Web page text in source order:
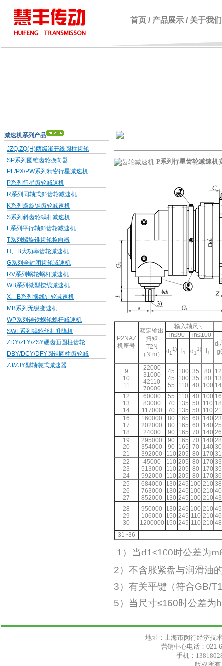
首页 / 产品展示 / 关于我们
减速机系列产品
JZQ,ZQ(H)两级渐开线圆柱齿轮
SP系列圆锥齿轮换向器
PL/PX/PW系列精密行星减速机
P系列行星齿轮减速机
R系列同轴式斜齿轮减速机
K系列螺旋锥齿轮减速机
S系列斜齿轮蜗杆减速机
F系列平行轴斜齿轮减速机
T系列螺旋锥齿轮换向器
H、B大功率齿轮减速机
G系列全封闭齿轮减速机
RV系列蜗轮蜗杆减速机
WB系列微型摆线减速机
X、B系列摆线针轮减速机
MB系列无级变速机
WP系列铸铁蜗轮蜗杆减速机
SWL系列蜗轮丝杆升降机
ZDY/ZLY/ZSY硬齿面圆柱齿轮
DBY/DCY/DFY圆锥圆柱齿轮减
ZJ/ZJY型轴装式减速器
P系列行星齿轮减速机
P2NAZ
机座号
额定输出
扭矩
T2N
（N.m）
输入轴尺寸
in≤90
in≤100
d2
d1
1) l1 d1
1) l1
9
10
11
22000
31000
42110
70000
45
45
55
100
100
110
35
35
40
80
80
100
12
13
14
60000
83000
117000
55
70
70
110
135
135
40
50
50
100
110
110
16
17
18
160000
202000
24000
80
80
90
165
165
165
60
60
70
140
140
140
19
20
21
295000
354000
392000
90
90
110
165
165
205
70
70
80
140
140
170
22
23
24
45000
513000
592000
110
110
110
205
205
205
80
80
80
170
170
170
25
26
27
684000
763000
852000
130
130
130
245
245
245
100
100
100
210
210
210
28
29
30
950000
106000
1200000
130
150
150
245
245
245
100
110
110
210
210
210
31~36
1）当d1≤100时公差为
2）不含胀紧盘与润滑油
3）有关平键（符合GB/
5）当尺寸≤160时公差为
地址：上海市闵行经济技
营销中心电话：021-
手机：
版权所